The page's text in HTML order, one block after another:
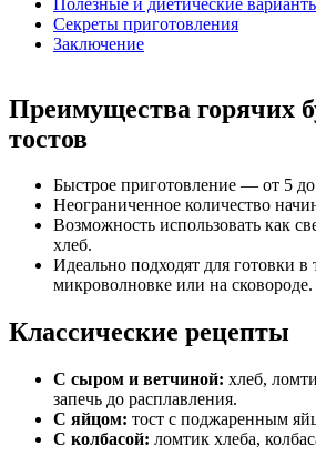
Секреты приготовления
Заключение
Преимущества горячих
тостов
Быстрое приготовление — от 5
Неограниченное количество
Возможность использовать как
хлеб.
Идеально подходят для готовки в
микроволновке или на сковороде.
Классические рецепты
С сыром и ветчиной: хлеб,
запечь до расплавления.
С яйцом: тост с поджаренным
С колбасой: ломтик хлеба,